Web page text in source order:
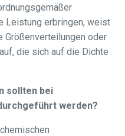
Leistung erbringen, weist
oder
die sich auf die Dichte
sollten bei
werden?